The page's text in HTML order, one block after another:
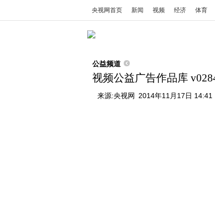
央视网首页 新闻 视频 经济 体育
公益频道
视频公益广告作品库
来源:央视网 2014年11月17日 14:41